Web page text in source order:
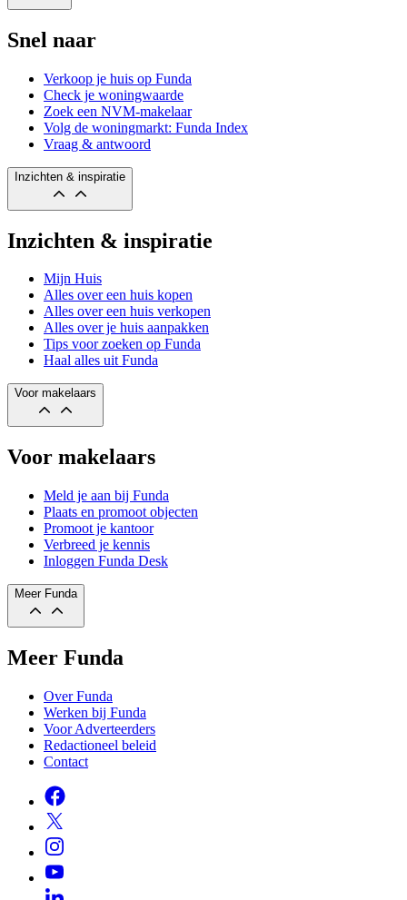
Snel naar
Verkoop je huis op Funda
Check je woningwaarde
Zoek een NVM-makelaar
Volg de woningmarkt: Funda Index
Vraag & antwoord
Inzichten & inspiratie
Inzichten & inspiratie
Mijn Huis
Alles over een huis kopen
Alles over een huis verkopen
Alles over je huis aanpakken
Tips voor zoeken op Funda
Haal alles uit Funda
Voor makelaars
Voor makelaars
Meld je aan bij Funda
Plaats en promoot objecten
Promoot je kantoor
Verbreed je kennis
Inloggen Funda Desk
Meer Funda
Meer Funda
Over Funda
Werken bij Funda
Voor Adverteerders
Redactioneel beleid
Contact